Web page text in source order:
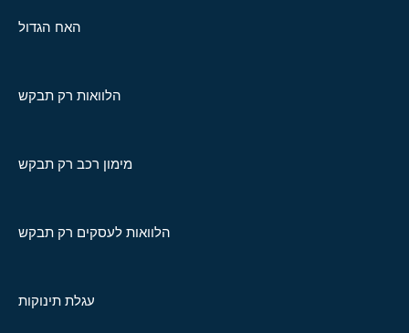
האח הגדול
הלוואות רק תבקש
מימון רכב רק תבקש
הלוואות לעסקים רק תבקש
עגלת תינוקות